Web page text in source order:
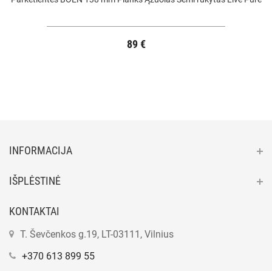
89 €
INFORMACIJA
IŠPLĖSTINĖ
KONTAKTAI
T. Ševčenkos g.19, LT-03111, Vilnius
+370 613 899 55